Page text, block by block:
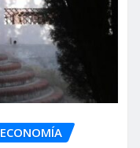
ECONOMÍA